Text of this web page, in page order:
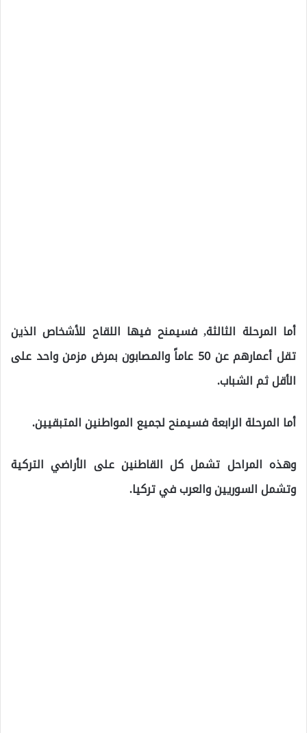
أما المرحلة الثالثة, فسيمنح فيها اللقاح للأشخاص الذين
تقل أعمارهم عن 50 عاماً والمصابون بمرض مزمن واحد على
الأقل ثم الشباب.
أما المرحلة الرابعة فسيمنح لجميع المواطنين المتبقيين.
وهذه المراحل تشمل كل القاطنين على الأراضي التركية
وتشمل السوريين والعرب في تركيا.